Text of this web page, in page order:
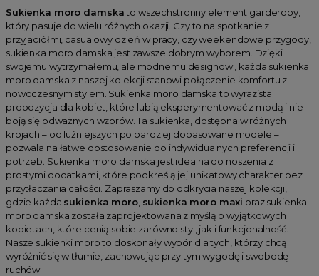
Sukienki na studniówkę
Sukienki na każda okazję
Sukienki przekładane
Sukienki z falbankami
Sukienki proste
Sukienki w panterkę
Sukienki z marszczeniem
Sukienki dzianinowe
Sukienki koszulowe
Sukienki asymetryczne
Sukienki sylwestrowe
Sukienki swetrowe
Sukienki z golfem
Sukienka moro damskato wszechstronny element garderoby,
który pasuje do wielu różnych okazji. Czy to na spotkanie z
przyjaciółmi, casualowy dzień w pracy, czy weekendowe przygody,
sukienka moro damska jest zawsze dobrym wyborem. Dzięki
swojemu wytrzymałemu, ale modnemu designowi, każda sukienka
moro damska z naszej kolekcji stanowi połączenie komfortu z
nowoczesnym stylem. Sukienka moro damska to wyrazista
propozycja dla kobiet, które lubią eksperymentować z modą i nie
boją się odważnych wzorów. Ta sukienka, dostępna w różnych
krojach – od luźniejszych po bardziej dopasowane modele –
pozwala na łatwe dostosowanie do indywidualnych preferencji i
potrzeb. Sukienka moro damska jest idealna do noszenia z
prostymi dodatkami, które podkreślą jej unikatowy charakter bez
przytłaczania całości. Zapraszamy do odkrycia naszej kolekcji,
gdzie każda sukienka moro, sukienka moro maxi oraz sukienka
moro damska została zaprojektowana z myślą o wyjątkowych
kobietach, które cenią sobie zarówno styl, jak i funkcjonalność.
Nasze sukienki moro to doskonały wybór dla tych, którzy chcą
wyróżnić się w tłumie, zachowując przy tym wygodę i swobodę
ruchów.